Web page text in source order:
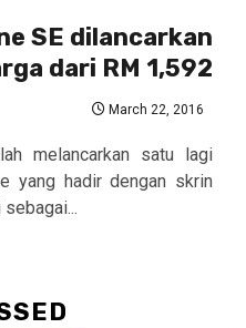
SE dilancarkan
dari RM 1,592
March 22, 2016
melancarkan satu lagi
yang hadir dengan skrin